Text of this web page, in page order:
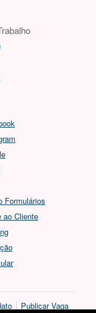
Formulários
ao Cliente
Publicar Vaga